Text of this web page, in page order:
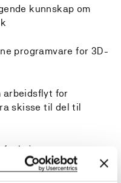
kunnskap om
programvare for 3D-
arbeidsflyt for
skisse til del til
og
av 3D-modeller i Creo